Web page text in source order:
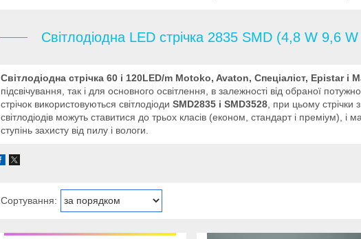
Світлодіодна LED стрічка 2835 SMD (4,8 W 9,6
Світлодіодна стрічка 60 і 120LED/m Motoko, Avaton, Спеціаліст, Epistar і
підсвічування, так і для основного освітлення, в залежності від обраної
стрічок використовуються світлодіоди SMD2835 і SMD3528 , при цьому стрічки
світлодіодів можуть ставитися до трьох класів (економ, стандарт і преміум), і
ступінь захисту від пилу і вологи.